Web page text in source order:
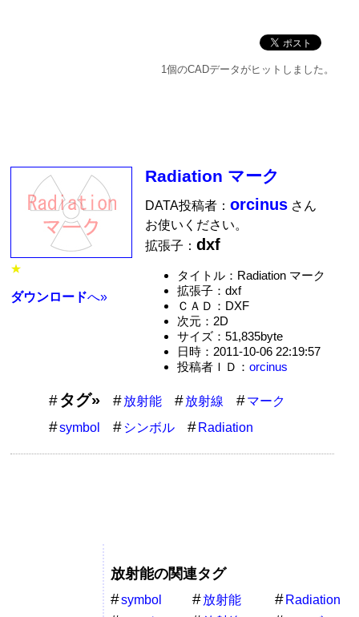
1個のCADデータがヒットしました。
★
ダウンロードへ»
Radiation マーク
DATA投稿者：orcinus さん
お使いください。
拡張子：dxf
タイトル：Radiation マーク
拡張子：dxf
ＣＡＤ：DXF
次元：2D
サイズ：51,835byte
日時：2011-10-06 22:19:57
投稿者ＩＤ： orcinus
タグ» 放射能 放射線
マーク
symbol
シンボル Radiation
放射能の関連タグ
symbol 放射能
Radiation